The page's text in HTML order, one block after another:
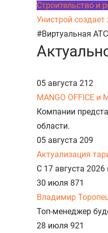
Строительство и
Унистрой
#Виртуальная АТС
05 августа 212
MANGO OFFICE
Компании
области.
05 августа 209
Актуализация
С 17 августа
30 июля 871
Владимир
Топ-менеджер
28 июля 921